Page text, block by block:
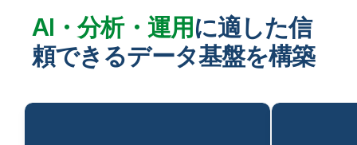
AI・分析・運用に適した信
頼できるデータ基盤を構築